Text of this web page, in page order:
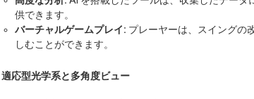
供できます。
バーチャルゲームプレイ: プレーヤーは、スイングの
しむことができます。
適応型光学系と多角度ビュー